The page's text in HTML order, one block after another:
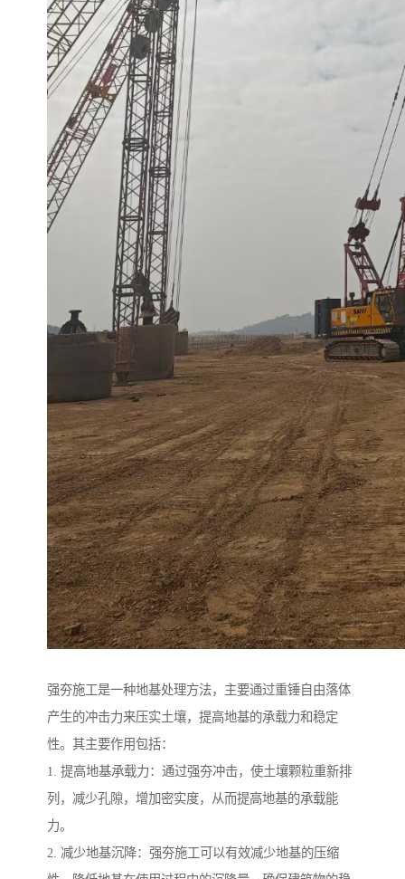
强夯施工是一种地基处理方法，主要通过重锤自由落体
产生的冲击力来压实土壤，提高地基的承载力和稳定
性。其主要作用包括：
1. 提高地基承载力：通过强夯冲击，使土壤颗粒重新排
列，减少孔隙，增加密实度，从而提高地基的承载能
力。
2. 减少地基沉降：强夯施工可以有效减少地基的压缩